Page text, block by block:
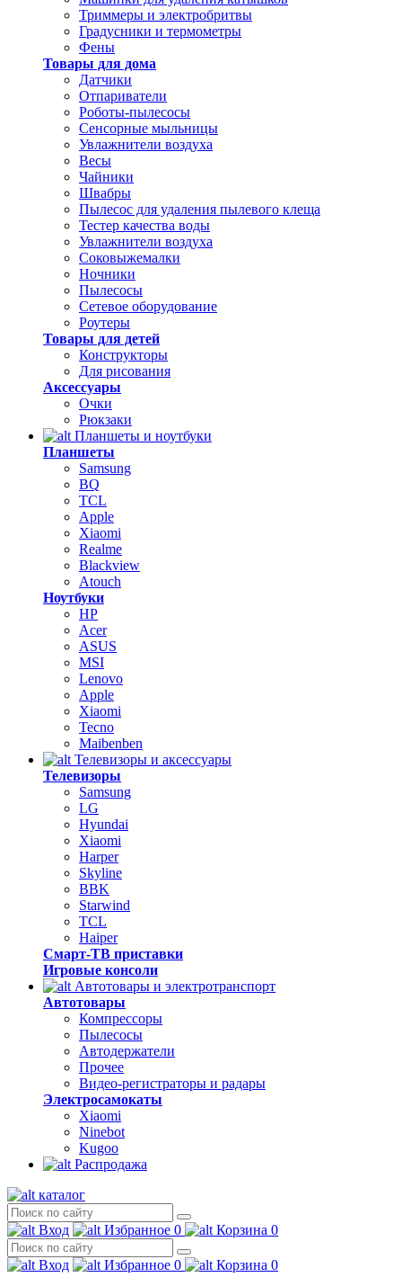
Триммеры и электробритвы
Градусники и термометры
Фены
Товары для дома
Датчики
Отпариватели
Роботы-пылесосы
Сенсорные мыльницы
Увлажнители воздуха
Весы
Чайники
Швабры
Пылесос для удаления пылевого клеща
Тестер качества воды
Увлажнители воздуха
Соковыжемалки
Ночники
Пылесосы
Сетевое оборудование
Роутеры
Товары для детей
Конструкторы
Для рисования
Аксессуары
Очки
Рюкзаки
Планшеты и ноутбуки
Планшеты
Samsung
BQ
TCL
Apple
Xiaomi
Realme
Blackview
Atouch
Ноутбуки
HP
Acer
ASUS
MSI
Lenovo
Apple
Xiaomi
Tecno
Maibenben
Телевизоры и аксессуары
Телевизоры
Samsung
LG
Hyundai
Xiaomi
Harper
Skyline
BBK
Starwind
TCL
Haiper
Смарт-ТВ приставки
Игровые консоли
Автотовары и электротранспорт
Автотовары
Компрессоры
Пылесосы
Автодержатели
Прочее
Видео-регистраторы и радары
Электросамокаты
Xiaomi
Ninebot
Kugoo
Распродажа
каталог
Вход Избранное 0 Корзина 0
Вход Избранное 0 Корзина 0